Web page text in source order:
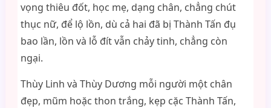
vọng thiêu đốt, học mẹ, dạng chân, chẳng chút
thục nữ, để lộ lồn, dù cả hai đã bị Thành Tấn đụ
bao lần, lồn và lỗ đít vẫn chảy tinh, chẳng còn
ngại.
Thùy Linh và Thùy Dương mỗi người một chân
đẹp, mũm hoặc thon trắng, kẹp cặc Thành Tấn,